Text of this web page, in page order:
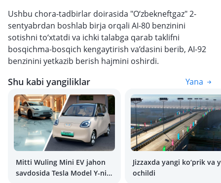
Ushbu chora-tadbirlar doirasida "O‘zbekneftgaz" 2-
sentyabrdan boshlab birja orqali AI-80 benzinini
sotishni to‘xtatdi va ichki talabga qarab taklifni
bosqichma-bosqich kengaytirish va’dasini berib, AI-92
benzinini yetkazib berish hajmini oshirdi.
Shu kabi yangiliklar Yana
Mitti Wuling Mini EV jahon
savdosida Tesla Model Y-ni
Jizzaxda yangi ko‘prik va
ochildi